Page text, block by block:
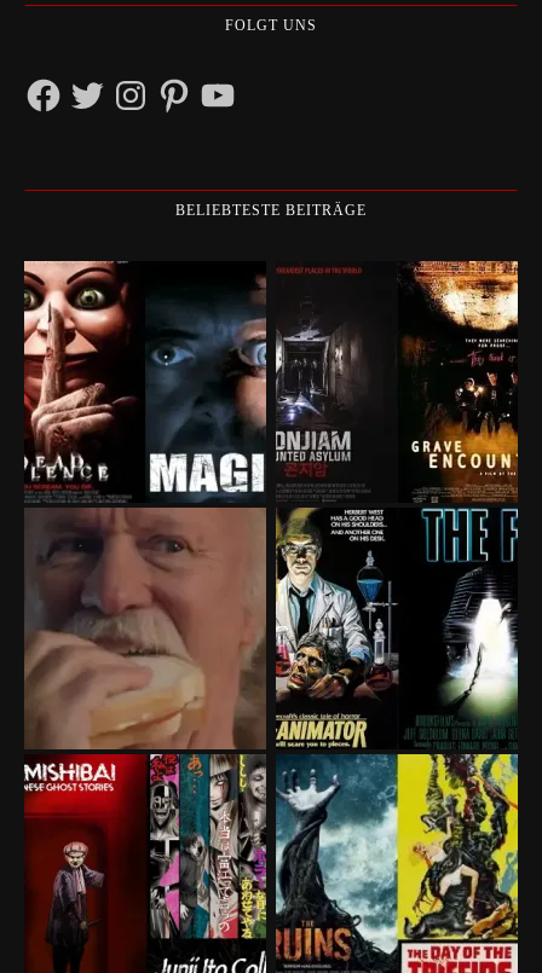
FOLGT UNS
FacebookTwitterInstagramPinterestYouTube
BELIEBTESTE BEITRÄGE